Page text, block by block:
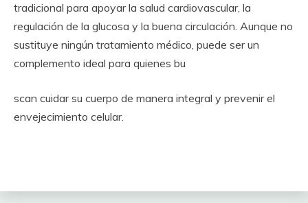
tradicional para apoyar la salud cardiovascular, la
regulación de la glucosa y la buena circulación. Aunque no
sustituye ningún tratamiento médico, puede ser un
complemento ideal para quienes bu
scan cuidar su cuerpo de manera integral y prevenir el
envejecimiento celular.